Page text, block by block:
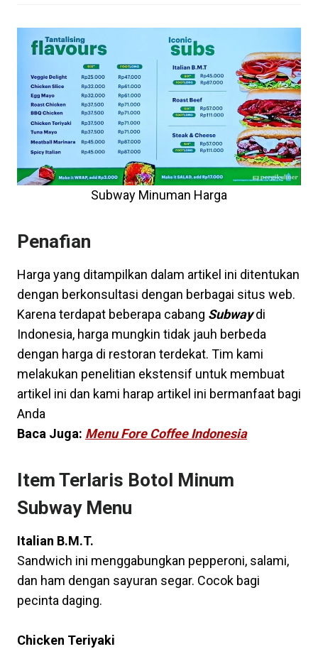
Subway Minuman Harga
Penafian
Harga yang ditampilkan dalam artikel ini ditentukan
dengan berkonsultasi dengan berbagai situs web.
Karena terdapat beberapa cabang Subwaydi
Indonesia, harga mungkin tidak jauh berbeda
dengan harga di restoran terdekat. Tim kami
melakukan penelitian ekstensif untuk membuat
artikel ini dan kami harap artikel ini bermanfaat bagi
Anda
Baca Juga: Menu Fore Coffee Indonesia
Item Terlaris Botol Minum
Subway Menu
Italian B.M.T.
Sandwich ini menggabungkan pepperoni, salami,
dan ham dengan sayuran segar. Cocok bagi
pecinta daging.
Chicken Teriyaki